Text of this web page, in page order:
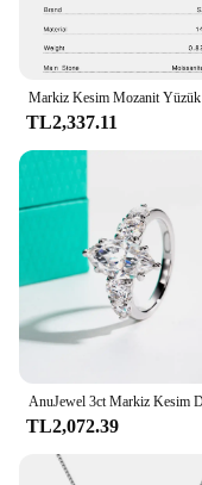
TL2,337.11
TL2,072.39